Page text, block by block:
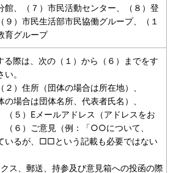
館、（７）市民活動センター、（８）登
９）市民生活部市民協働グループ、（１
育グループ
際は、次の（１）から（６）までをす
。
２）住所（団体の場合は所在地）、
の場合は団体名所、代表者氏名）、
（５）Eメールアドレス（アドレスをお
（６）ご意見（例：「○○について、
るが、□□という記載も必要ではない
ス、郵送、持参及び意見箱への投函の際